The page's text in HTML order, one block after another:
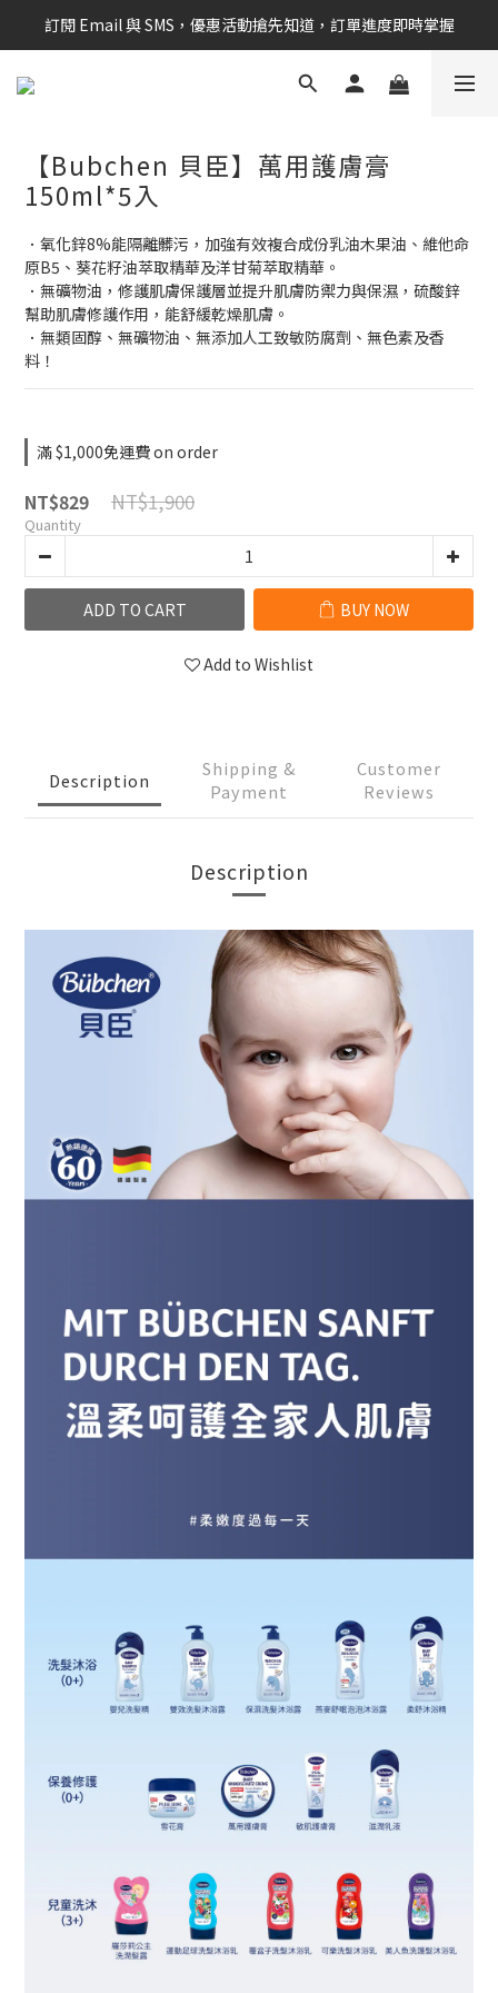
新會員享$100購物金 現在立即加入！
訂閱 Email 與 SMS，優惠活動搶先知道，訂單進度即時掌握
新會員享$100購物金 現在立即加入！
【Bubchen 貝臣】萬用護膚膏
150ml*5入
．氧化鋅8%能隔離髒污，加強有效複合成份乳油木果油、維他命
原B5、葵花籽油萃取精華及洋甘菊萃取精華。
．無礦物油，修護肌膚保護層並提升肌膚防禦力與保濕，硫酸鋅
幫助肌膚修護作用，能舒緩乾燥肌膚。
．無類固醇、無礦物油、無添加人工致敏防腐劑、無色素及香
料！
滿 $1,000免運費 on order
NT$829 NT$1,900
Quantity
ADD TO CART BUY NOW
Add to Wishlist
Description
Shipping &
Payment
Customer
Reviews
Description